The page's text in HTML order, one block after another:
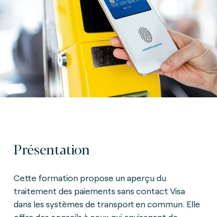
Présentation
Cette formation propose un aperçu du
traitement des paiements sans contact Visa
dans les systèmes de transport en commun. Elle